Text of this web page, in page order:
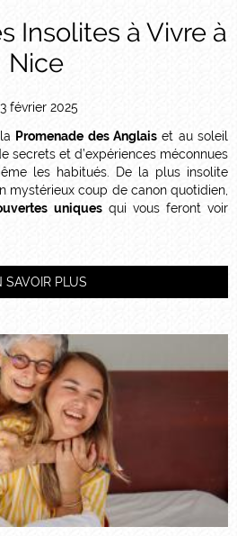
Insolites à Vivre à
Nice
février 2025
Promenade des Anglais et au soleil
secrets et d’expériences méconnues
les habitués. De la plus insolite
mystérieux coup de canon quotidien,
uniquesqui vous feront voir
SAVOIR PLUS